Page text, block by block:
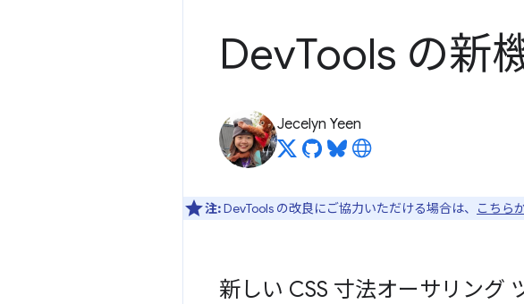
DevTools の新
Jecelyn Yeen
注:DevTools の改良にご協力いただける場合は、 こちら
新しい CSS 寸法オーサリング